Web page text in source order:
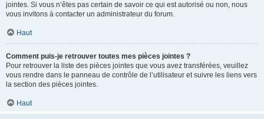
jointes. Si vous n’êtes pas certain de savoir ce qui est autorisé ou non, nous
vous invitons à contacter un administrateur du forum.
Haut
Comment puis-je retrouver toutes mes pièces jointes ?
Pour retrouver la liste des pièces jointes que vous avez transférées, veuillez
vous rendre dans le panneau de contrôle de l’utilisateur et suivre les liens vers
la section des pièces jointes.
Haut